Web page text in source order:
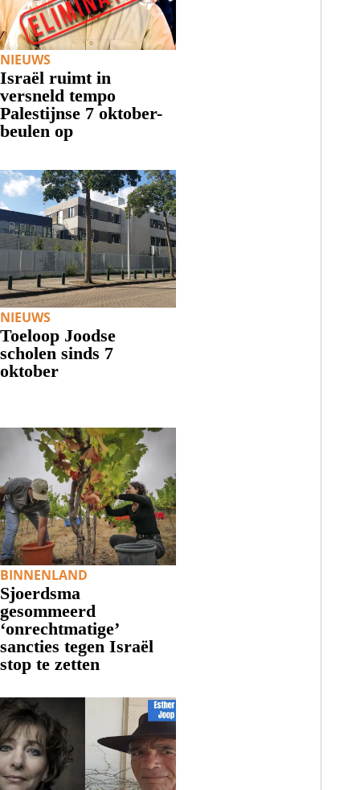
NIEUWS
Israël ruimt in
versneld tempo
Palestijnse 7 oktober-
beulen op
NIEUWS
Toeloop Joodse
scholen sinds 7
oktober
BINNENLAND
Sjoerdsma
gesommeerd
‘onrechtmatige’
sancties tegen Israël
stop te zetten